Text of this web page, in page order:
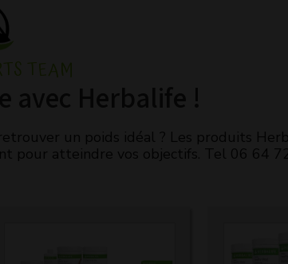
TEAM
un poids idéal ? Les produits
pour atteindre vos objectifs. Tel 06 64